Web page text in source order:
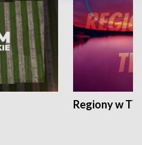
Regiony w